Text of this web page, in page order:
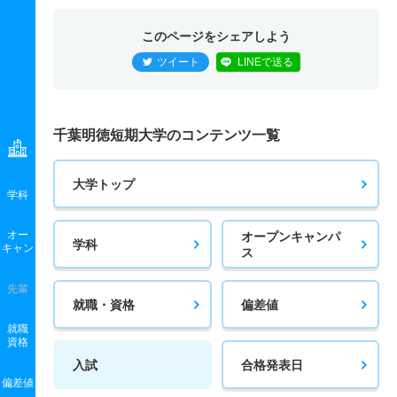
学科
オー
キャン
先輩
就職
資格
偏差値
このページをシェアしよう
ツイート LINEで送る
千葉明徳短期大学のコンテンツ一覧
大学トップ
学科
オープンキャンパ
ス
就職・資格 偏差値
入試 合格発表日